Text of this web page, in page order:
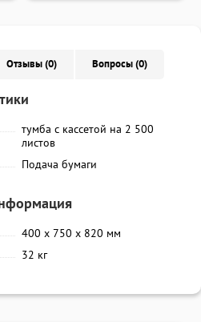
Отзывы (0) Вопросы (0)
тумба с кассетой на 2 500
листов
Подача бумаги
400 x 750 x 820 мм
32 кг